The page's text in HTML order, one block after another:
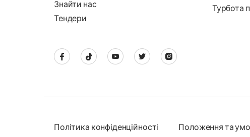
Знайти нас
Тендери
Турбота
Політика конфіденційності Положення та